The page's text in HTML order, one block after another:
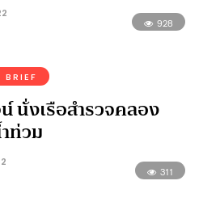
928
BRIEF
นั่งเรือสำรวจคลอง
ท่วม
311